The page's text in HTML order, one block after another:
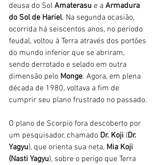
deusa do Sol Amaterasu e a Armadura
do Sol de Hariel. Na segunda ocasião,
ocorrida há seiscentos anos, no período
feudal, voltou à Terra através dos portões
do mundo inferior que se abriram,
sendo derrotado e selado em outra
dimensão pelo Monge. Agora, em plena
década de 1980, voltava a fim de
cumprir seu plano frustrado no passado.
O plano de Scorpio fora descoberto por
um pesquisador, chamado Dr. Koji (Dr.
Yagyu), que orienta sua neta, Mia Koji
(Nasti Yagyu), sobre o perigo que Terra